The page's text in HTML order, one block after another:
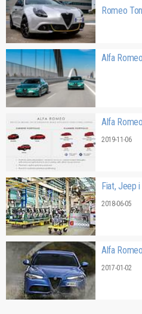
Romeo
Alfa
Alfa
2019-11-06
Fiat, Jeep
2018-06-05
Alfa
2017-01-02